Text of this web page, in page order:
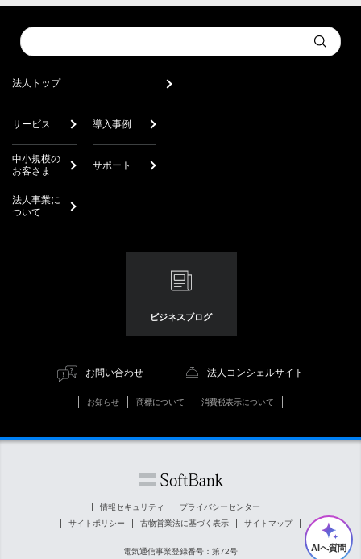
Conduct
a
Submit
法人トップ
サービス 導入事例
中小規模の
お客さま
サポート
法人事業に
ついて
ビジネスブログ
お問い合わせ 法人コンシェルサイト
お知らせ 商標について 消費税表示について
情報セキュリティ
プライバシーセンター
サイトポリシー
古物営業法に基づく表示 サイトマップ
電気通信事業登録番号：第72号 AIへ質問